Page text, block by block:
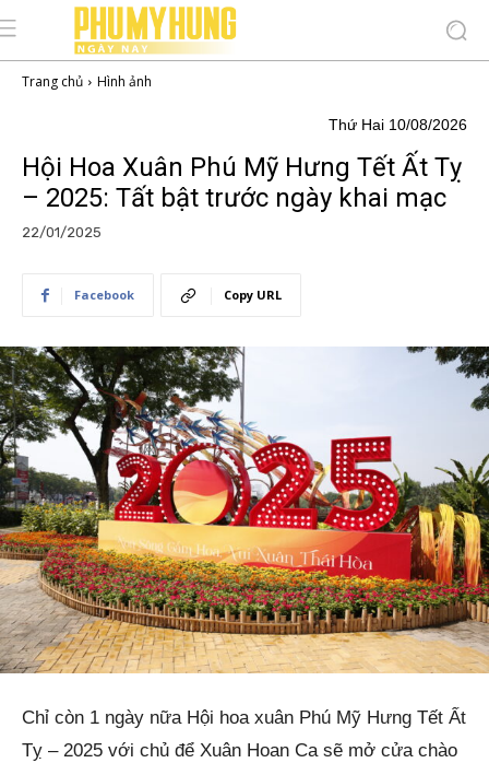
Trang chủ Hình ảnh
Thứ Hai 10/08/2026
Hội Hoa Xuân Phú Mỹ Hưng Tết Ất Tỵ
– 2025: Tất bật trước ngày khai mạc
22/01/2025
Facebook Copy URL
Chỉ còn 1 ngày nữa Hội hoa xuân Phú Mỹ Hưng Tết Ất
Tỵ – 2025 với chủ để Xuân Hoan Ca sẽ mở cửa chào